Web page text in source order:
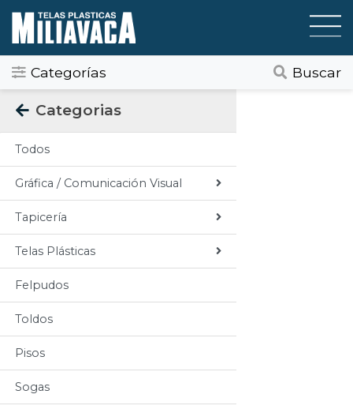
Categorías Buscar
Categorias
Todos
Gráfica / Comunicación Visual
Tapicería
Telas Plásticas
Felpudos
Toldos
Pisos
Sogas